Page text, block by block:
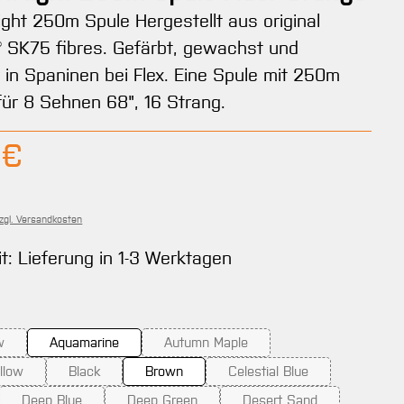
250m Spule Hergestellt aus original
SK75 fibres. Gefärbt, gewachst und
Spaninen bei Flex. Eine Spule mit 250m
8 Sehnen 68", 16 Strang.
Versandkosten
Lieferung in 1-3 Werktagen
Option ist zurzeit nicht verfügbar.)
Aquamarine Autumn Maple
(Diese Option ist zurzeit nicht
Option ist zurzeit nicht verfügbar.)
Black
(Diese Option ist zurzeit nicht verfügbar.)
Brown Celestial Blue
(Diese Option ist zurzeit
Deep Blue Deep Green Desert Sand